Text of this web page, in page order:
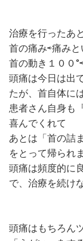
治療を行ったあと
首の痛み⇨痛み
首の動き１００
頭痛は今日は出
たが、首自体に
患者さん自身も
喜んでくれて
あとは「首の詰
をとって帰られ
頭痛は頻度的に
で、治療を続け
頭痛はもちろん